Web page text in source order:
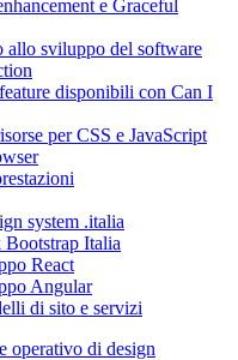
e Graceful
allo sviluppo del software
disponibili con Can I
per CSS e JavaScript
system .italia
Italia
React
Angular
di sito e servizi
operativo di design